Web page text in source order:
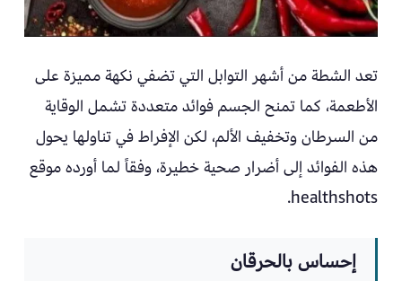
تعد الشطة من أشهر التوابل التي تضفي نكهة مميزة على
الأطعمة، كما تمنح الجسم فوائد متعددة تشمل الوقاية
من السرطان وتخفيف الألم، لكن الإفراط في تناولها يحول
هذه الفوائد إلى أضرار صحية خطيرة، وفقاً لما أورده موقع
healthshots.
إحساس بالحرقان